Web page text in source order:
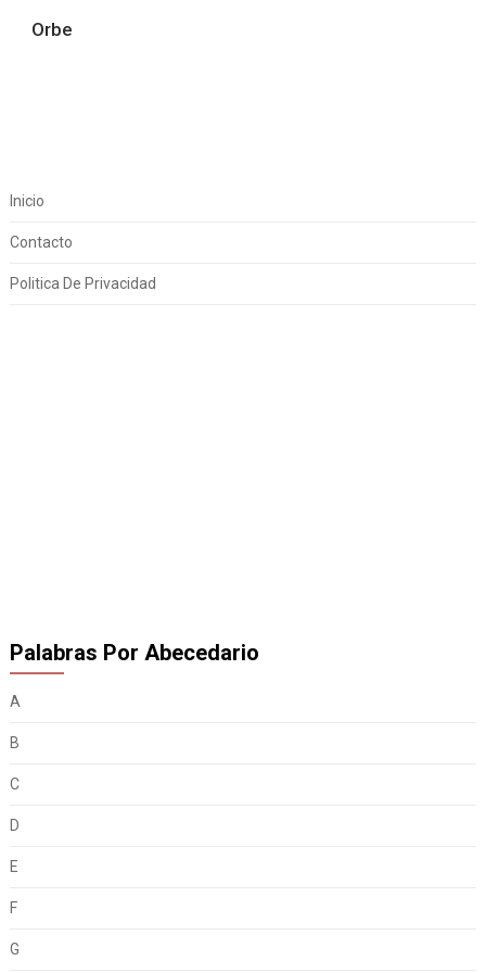
Orbe
Inicio
Contacto
Politica De Privacidad
Palabras Por Abecedario
A
B
C
D
E
F
G